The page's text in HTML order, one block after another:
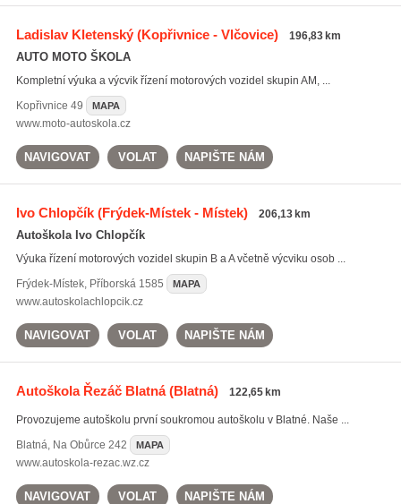
Ladislav Kletenský(Kopřivnice - Vlčovice) 196,83 km
AUTO MOTO ŠKOLA
Kompletní výuka a výcvik řízení motorových vozidel skupin AM, ...
Kopřivnice 49 MAPA
www.moto-autoskola.cz
NAVIGOVAT VOLAT NAPIŠTE NÁM
Ivo Chlopčík(Frýdek-Místek - Místek) 206,13 km
Autoškola Ivo Chlopčík
Výuka řízení motorových vozidel skupin B a A včetně výcviku osob ...
Frýdek-Místek, Příborská 1585 MAPA
www.autoskolachlopcik.cz
NAVIGOVAT VOLAT NAPIŠTE NÁM
Autoškola Řezáč Blatná(Blatná) 122,65 km
Provozujeme autoškolu první soukromou autoškolu v Blatné. Naše ...
Blatná, Na Obůrce 242 MAPA
www.autoskola-rezac.wz.cz
NAVIGOVAT VOLAT NAPIŠTE NÁM